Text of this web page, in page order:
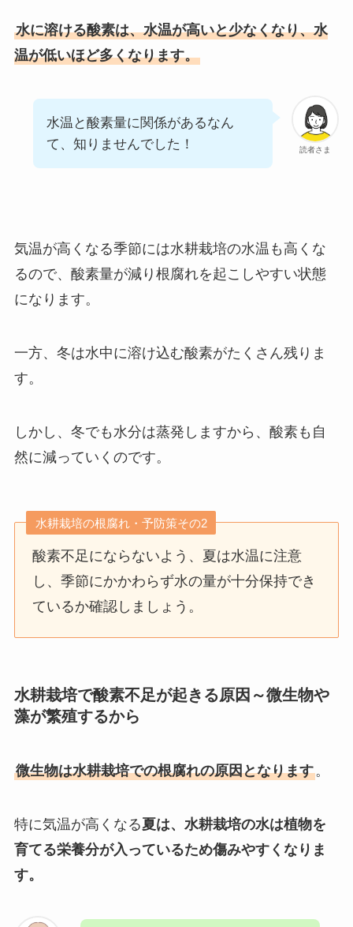
水に溶ける酸素は、水温が高いと少なくなり、水
温が低いほど多くなります。
読者さま
水温と酸素量に関係があるなん
て、知りませんでした！
気温が高くなる季節には水耕栽培の水温も高くな
るので、酸素量が減り根腐れを起こしやすい状態
になります。
一方、冬は水中に溶け込む酸素がたくさん残りま
す。
しかし、冬でも水分は蒸発しますから、酸素も自
然に減っていくのです。
水耕栽培の根腐れ・予防策その2
酸素不足にならないよう、夏は水温に注意
し、季節にかかわらず水の量が十分保持でき
ているか確認しましょう。
水耕栽培で酸素不足が起きる原因～微生物や
藻が繁殖するから
微生物は水耕栽培での根腐れの原因となります。
特に気温が高くなる夏は、水耕栽培の水は植物を
育てる栄養分が入っているため傷みやすくなりま
す。